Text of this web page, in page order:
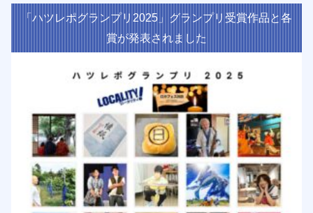
「ハツレポグランプリ2025」グランプリ受賞作品と各
賞が発表されました